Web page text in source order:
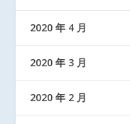
2020 年 4 月
2020 年 3 月
2020 年 2 月